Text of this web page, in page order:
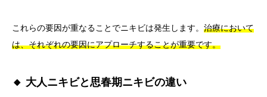
これらの要因が重なることでニキビは発生します。 治療において
は、それぞれの要因にアプローチすることが重要です。
🔸 大人ニキビと思春期ニキビの違い